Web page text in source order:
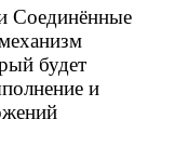
Соединённые
будет
и